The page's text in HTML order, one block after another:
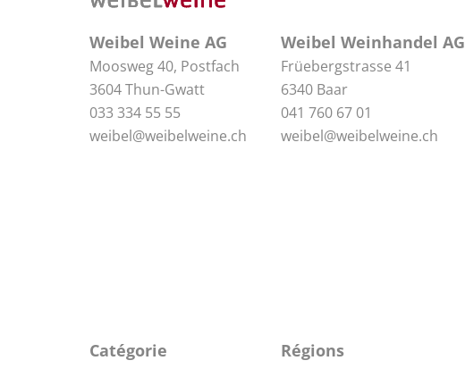
Weibel Weine AG
Moosweg 40, Postfach
3604 Thun-Gwatt
033 334 55 55
weibel@weibelweine.ch
Weibel Weinhandel AG
Früebergstrasse 41
6340 Baar
041 760 67 01
weibel@weibelweine.ch
Catégorie Régions